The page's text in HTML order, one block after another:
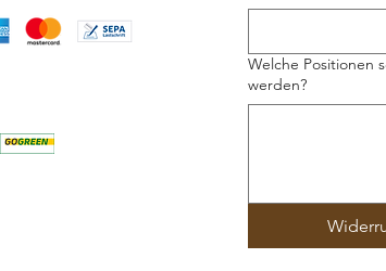
Welche Positionen
werden?